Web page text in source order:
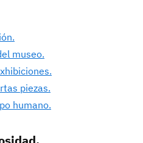
museo.
piezas.
humano.